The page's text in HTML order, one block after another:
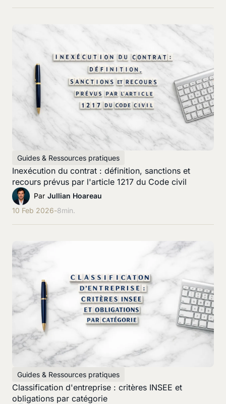
Guides & Ressources pratiques
Inexécution du contrat : définition, sanctions et
recours prévus par l'article 1217 du Code civil
Par Jullian Hoareau
10 Feb 2026-8min.
Guides & Ressources pratiques
Classification d'entreprise : critères INSEE et
obligations par catégorie